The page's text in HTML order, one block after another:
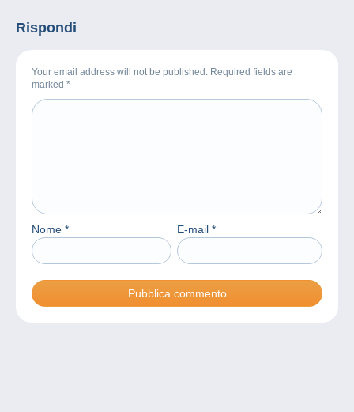
Rispondi
Your email address will not be published. Required fields are
marked *
Nome * E-mail *